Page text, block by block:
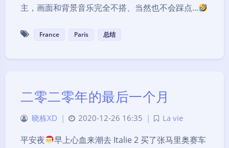
主，画面和背景音乐完全不搭、当然也不会踩点...
France Paris 总结
二零二零年的最后一个月
晓栋XD | 2020-12-26 16:35 | La vie
平安夜
早上心血来潮去 Italie 2 买了张马里奥赛车